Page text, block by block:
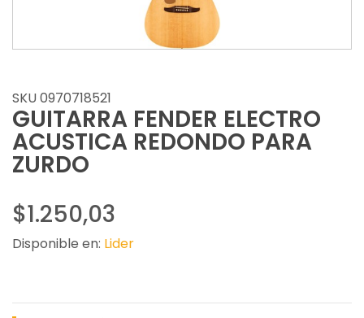
SKU 0970718521
GUITARRA FENDER ELECTRO
ACUSTICA REDONDO PARA
ZURDO
$1.250,03
Disponible en: Lider